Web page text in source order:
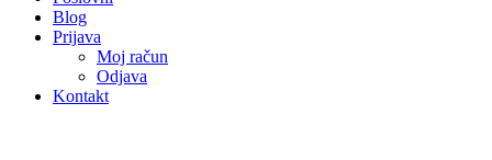
Blog
Prijava
Moj račun
Odjava
Kontakt